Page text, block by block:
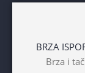
BRZA
Brza i